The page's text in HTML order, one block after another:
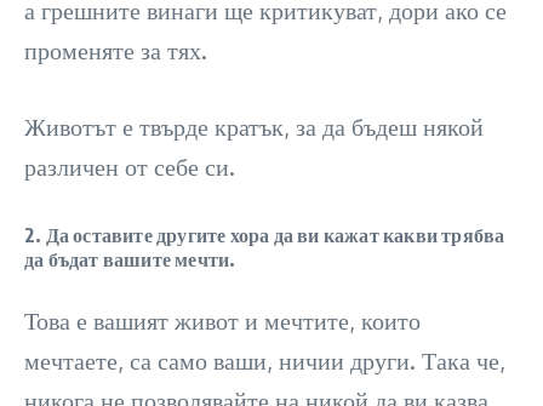
а грешните винаги ще критикуват, дори ако се
променяте за тях.
Животът е твърде кратък, за да бъдеш някой
различен от себе си.
2. Да оставите другите хора да ви кажат какви трябва
да бъдат вашите мечти.
Това е вашият живот и мечтите, които
мечтаете, са само ваши, ничии други. Така че,